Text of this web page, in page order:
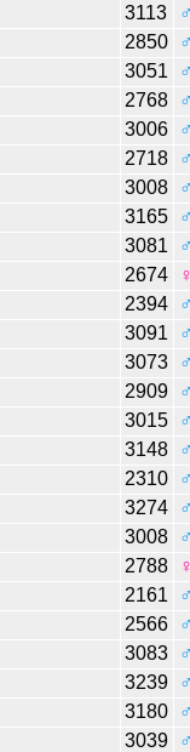
3113
2850
3051
2768
3006
2718
3008
3165
3081
2674
2394
3091
3073
2909
3015
3148
2310
3274
3008
2788
2161
2566
3083
3239
3180
3039